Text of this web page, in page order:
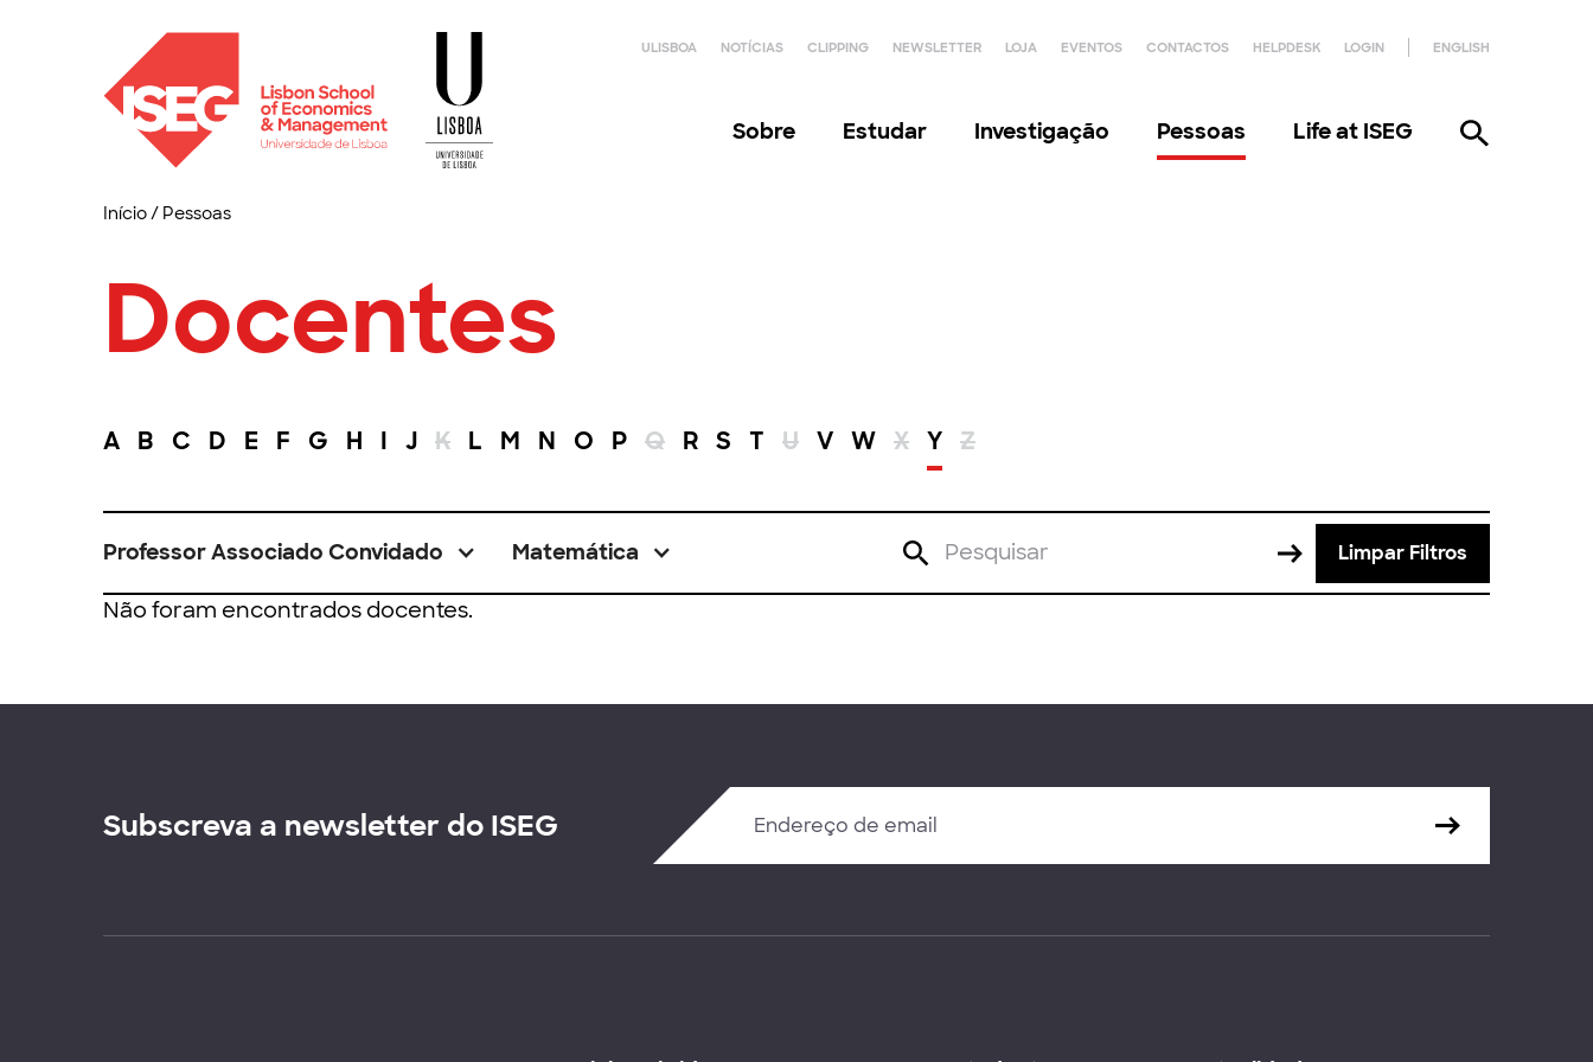
ULISBOA NOTÍCIAS CLIPPING NEWSLETTER LOJA EVENTOS CONTACTOS HELPDESK LOGIN ENGLISH
Sobre Estudar Investigação Pessoas Life at ISEG
Início/ Pessoas
Docentes
A B C D E F G H I J K L M N O P Q R S T U V W X Y Z
Professor Associado Convidado Matemática Limpar Filtros
Não foram encontrados docentes.
Subscreva a newsletter do ISEG